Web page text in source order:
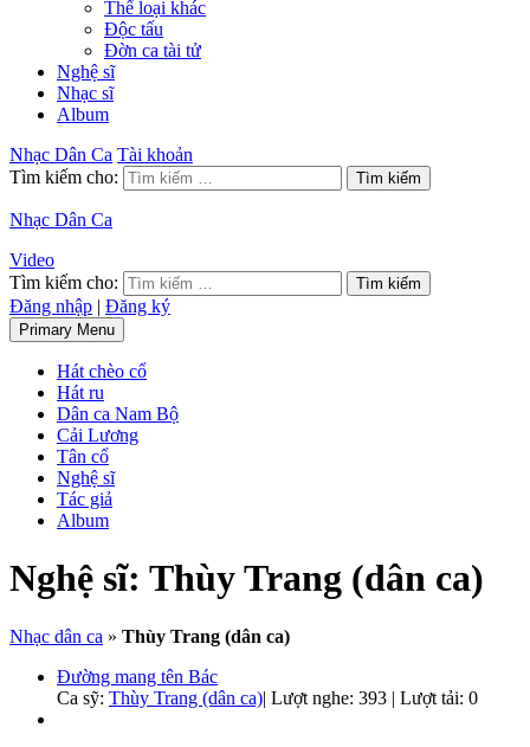
Thể loại khác
Độc tấu
Đờn ca tài tử
Nghệ sĩ
Nhạc sĩ
Album
Nhạc Dân Ca Tài khoản
Tìm kiếm cho:
Nhạc Dân Ca
Video
Tìm kiếm cho:
Đăng nhập | Đăng ký
Primary Menu
Hát chèo cổ
Hát ru
Dân ca Nam Bộ
Cải Lương
Tân cổ
Nghệ sĩ
Tác giả
Album
Nghệ sĩ: Thùy Trang (dân ca)
Nhạc dân ca » Thùy Trang (dân ca)
Đường mang tên Bác
Ca sỹ: Thùy Trang (dân ca)| Lượt nghe: 393 | Lượt tải: 0